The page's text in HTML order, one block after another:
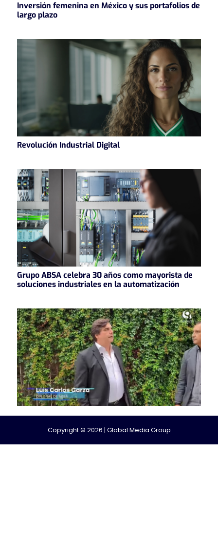
Inversión femenina en México y sus portafolios de
largo plazo
Revolución Industrial Digital
Grupo ABSA celebra 30 años como mayorista de
soluciones industriales en la automatización